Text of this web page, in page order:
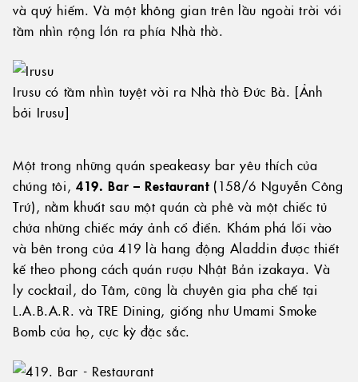
và quý hiếm. Và một không gian trên lầu ngoài trời với
tầm nhìn rộng lớn ra phía Nhà thờ.
Irusu có tầm nhìn tuyệt vời ra Nhà thờ Đức Bà. [Ảnh
bởi Irusu]
Một trong những quán speakeasy bar yêu thích của
chúng tôi,419. Bar – Restaurant(158/6 Nguyễn Công
Trứ), nằm khuất sau một quán cà phê và một chiếc tủ
chứa những chiếc máy ảnh cổ điển. Khám phá lối vào
và bên trong của 419 là hang động Aladdin được thiết
kế theo phong cách quán rượu Nhật Bản izakaya. Và
ly cocktail, do Tâm, cũng là chuyên gia pha chế tại
L.A.B.A.R. và TRE Dining, giống như Umami Smoke
Bomb của họ, cực kỳ đặc sắc.